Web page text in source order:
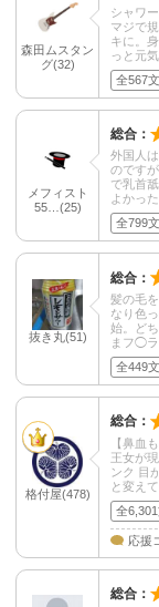
森田ムスタン
グ(32)
シャワ
マジで
キに。
っと元
全567
メフィスト
55…(25)
総合：
外国人
のです
で乳首
よかっ
全799
抜き丸(51)
総合：
髪の毛
なり色
始。ど
まフ◯
全449
格付屋(478)
総合：
【鼻血
王女が
ンク 目がハート
と変え
全
応援
総合：